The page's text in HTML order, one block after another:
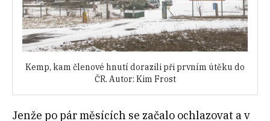
Kemp, kam členové hnutí dorazili při prvním útěku do
ČR. Autor: Kim Frost
Jenže po pár měsících se začalo ochlazovat a v